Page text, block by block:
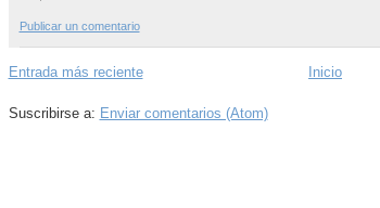
Publicar un comentario
Entrada más reciente Inicio
Suscribirse a: Enviar comentarios (Atom)